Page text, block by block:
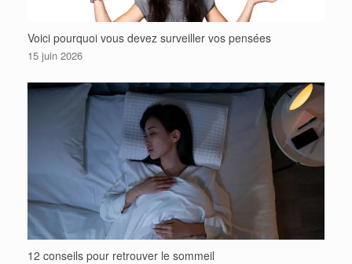
Voici pourquoi vous devez surveiller vos pensées
15 juin 2026
12 conseils pour retrouver le sommeil